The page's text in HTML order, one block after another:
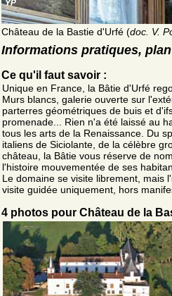
Château de la Bastie d'Urfé (doc. V.
Informations pratiques,
Ce qu'il faut savoir :
Unique en France, la Bâtie d'Urfé
Murs blancs, galerie ouverte sur
parterres géométriques de buis et
promenade... Rien n'a été laissé au
tous les arts de la Renaissance. Du
italiens de Siciolante, de la célèbre
château, la Bâtie vous réserve de
l'histoire mouvementée de ses
Le domaine se visite librement, mais
visite guidée uniquement, hors
4 photos pour Château de la